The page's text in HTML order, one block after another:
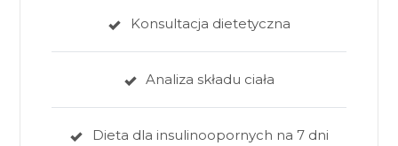
Konsultacja dietetyczna
Analiza składu ciała
Dieta dla insulinoopornych na 7 dni